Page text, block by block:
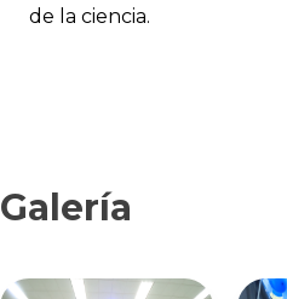
de la ciencia.
Galería